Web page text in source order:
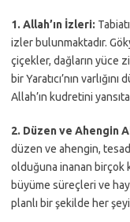
1. Allah’ın İzleri:
izler bulunmaktadır.
çiçekler, dağların yüce
bir Yaratıcı’nın
Allah’ın kudretini
2. Düzen ve Ahengin
düzen ve ahengin,
olduğuna inanan birçok
büyüme süreçleri ve
planlı bir şekilde her